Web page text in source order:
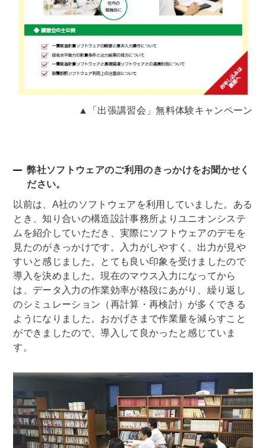
▲「出張講習会」無料体験キャンペーン
弊社ソフトウェアのご利用のきっかけをお聞かせく
ださい。
以前は、A社のソフトウェアを利用していました。ある
とき、知り合いの構造設計事務所よりユニオンシステ
ムを紹介していただき、実際にソフトウェアのデモを
見たのがきっかけです。入力がしやすく、出力が見や
すいと感じました。とても良い印象を受けましたので
導入を決めました。現在のマウス入力になってから
は、データ入力の作業効率が格段にあがり、繰り返し
のシミュレーション（再計算・再検討）が多くできる
ようになりました。おかげさまで作業量を減らすこと
ができましたので、導入して良かったと感じていま
す。